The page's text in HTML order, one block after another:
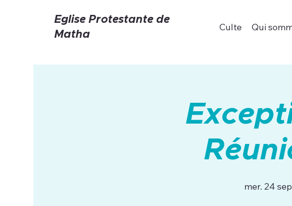
Eglise Protestante de
Matha
Culte Qui
mer. 24